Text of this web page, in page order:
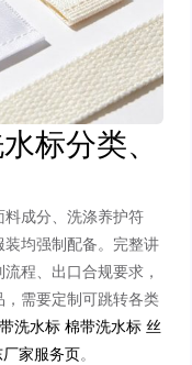
标分类、
成分、洗涤养护符
均强制配备。完整讲
程、出口合规要求，
需要定制可跳转各类
洗水标 棉带洗水标 丝
家服务页。